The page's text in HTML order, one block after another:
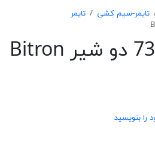
تایمر-سیم کشی
تایمر
را بنویسید